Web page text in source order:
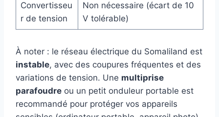
Convertisseu
r de tension
Non nécessaire (écart de 10
V tolérable)
À noter : le réseau électrique du Somaliland est
instable, avec des coupures fréquentes et des
variations de tension. Une multiprise
parafoudre ou un petit onduleur portable est
recommandé pour protéger vos appareils